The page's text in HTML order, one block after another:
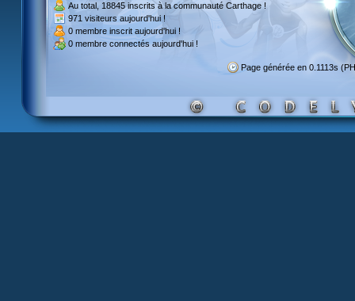
Au total, 18845 inscritsà la communauté Carthage !
971 visiteurs aujourd'hui !
0 membre inscrit aujourd'hui !
0 membre connectés aujourd'hui !
Page générée en 0.1113s